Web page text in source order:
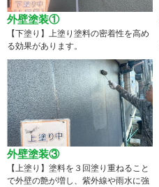
外壁塗装①
【下塗り】上塗り塗料の密着性を高め
る効果があります。
外壁塗装③
【上塗り】塗料を３回塗り重ねること
で外壁の艶が増し、紫外線や雨水に強